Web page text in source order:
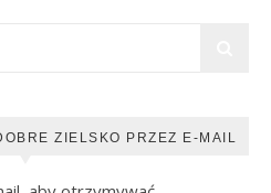
ZIELSKO PRZEZ E-MAIL